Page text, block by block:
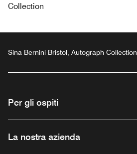
Collection
Sina Bernini Bristol, Autograph Collection
Per gli ospiti
La nostra azienda